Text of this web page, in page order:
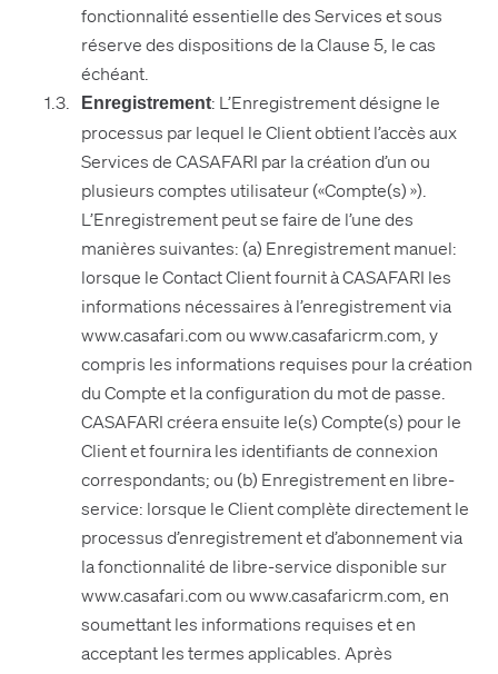
fonctionnalité essentielle des Services et sous
réserve des dispositions de la Clause 5, le cas
échéant.
Enregistrement: L’Enregistrement désigne le
processus par lequel le Client obtient l’accès aux
Services de CASAFARI par la création d’un ou
plusieurs comptes utilisateur («Compte(s) »).
L’Enregistrement peut se faire de l’une des
manières suivantes: (a) Enregistrement manuel:
lorsque le Contact Client fournit à CASAFARI les
informations nécessaires à l’enregistrement via
www.casafari.com ou www.casafaricrm.com, y
compris les informations requises pour la création
du Compte et la configuration du mot de passe.
CASAFARI créera ensuite le(s) Compte(s) pour le
Client et fournira les identifiants de connexion
correspondants; ou (b) Enregistrement en libre-
service: lorsque le Client complète directement le
processus d’enregistrement et d’abonnement via
la fonctionnalité de libre-service disponible sur
www.casafari.com ou www.casafaricrm.com, en
soumettant les informations requises et en
acceptant les termes applicables. Après